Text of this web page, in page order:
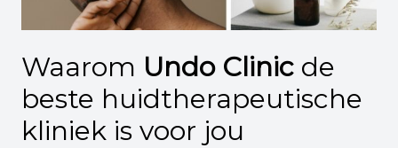
Waarom Undo Clinic de
beste huidtherapeutische
kliniek is voor jou